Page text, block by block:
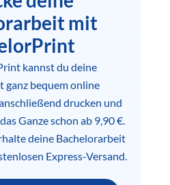
mit
kannst du deine
ganz bequem online
drucken und
Ganze schon ab 9,90 €.
deine Bachelorarbeit
Express-Versand.